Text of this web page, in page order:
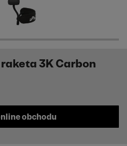
3K Carbon
obchodu